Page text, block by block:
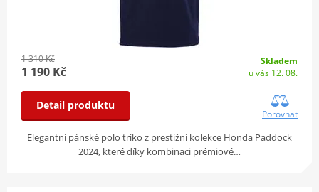
1 310 Kč
1 190 Kč
Skladem
u vás 12. 08.
Detail produktu
Porovnat
Elegantní pánské polo triko z prestižní kolekce Honda Paddock
2024, které díky kombinaci prémiové…